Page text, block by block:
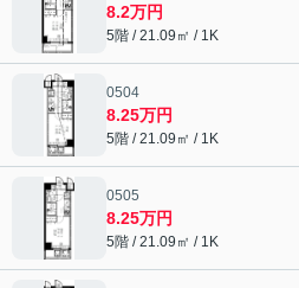
8.2万円
5階 / 21.09㎡ / 1K
0504
8.25万円
5階 / 21.09㎡ / 1K
0505
8.25万円
5階 / 21.09㎡ / 1K